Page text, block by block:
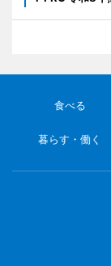
食べる
暮らす・働く